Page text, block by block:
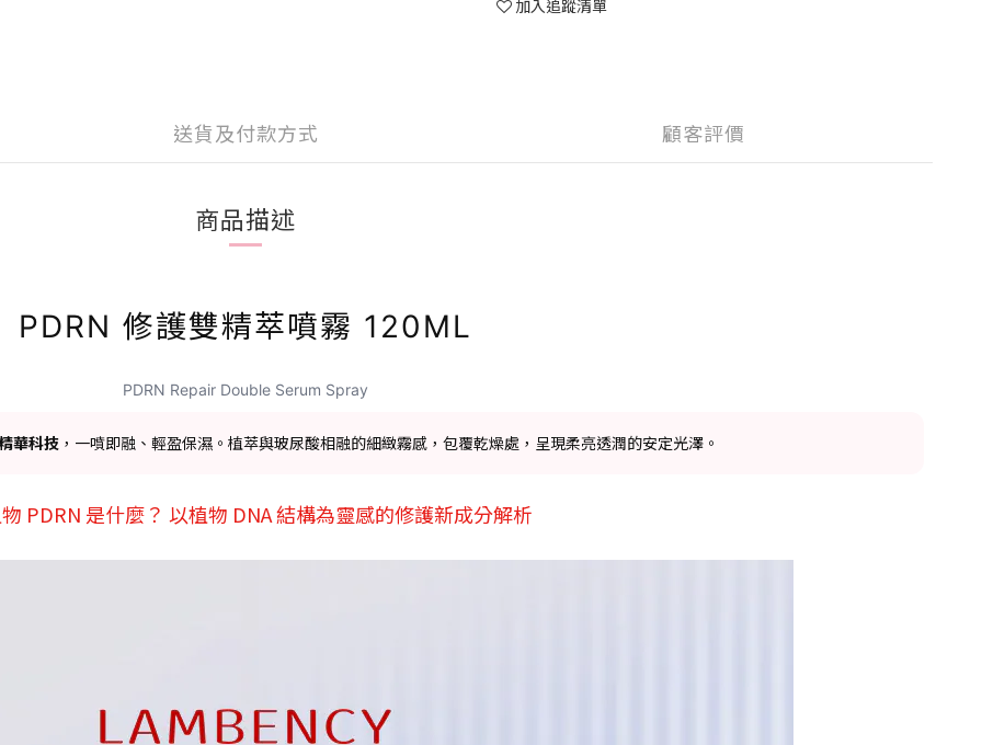
加入追蹤清單
送貨及付款方式 顧客評價
商品描述
PDRN 修護雙精萃噴霧 120ML
PDRN Repair Double Serum Spray
華科技，一噴即融、輕盈保濕。植萃與玻尿酸相融的細緻霧感，包覆乾燥處，呈現柔亮透潤的安定光澤。
物 PDRN 是什麼？ 以植物 DNA 結構為靈感的修護新成分解析